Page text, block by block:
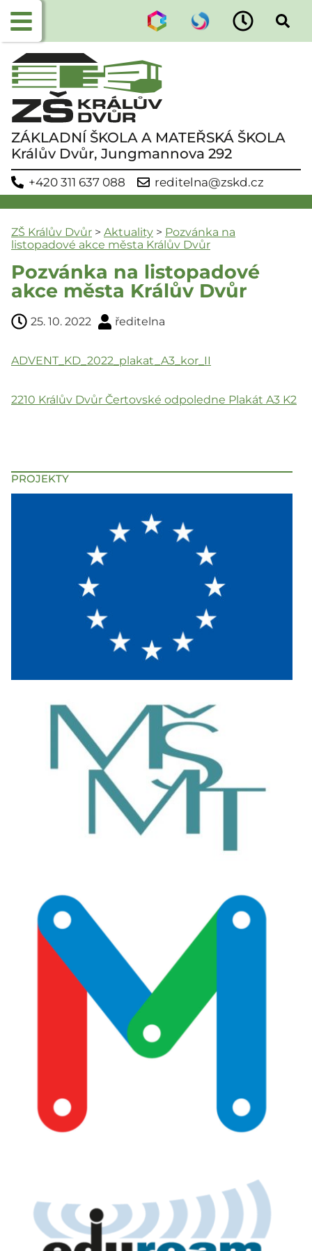
ZÁKLADNÍ ŠKOLA A MATEŘSKÁ ŠKOLA
Králův Dvůr, Jungmannova 292
+420 311 637 088 reditelna@zskd.cz
PROJEKTY
ZŠ Králův Dvůr > Aktuality > Pozvánka na
listopadové akce města Králův Dvůr
Pozvánka na listopadové
akce města Králův Dvůr
25. 10. 2022 ředitelna
ADVENT_KD_2022_plakat_A3_kor_II
2210 Králův Dvůr Čertovské odpoledne Plakát A3 K2